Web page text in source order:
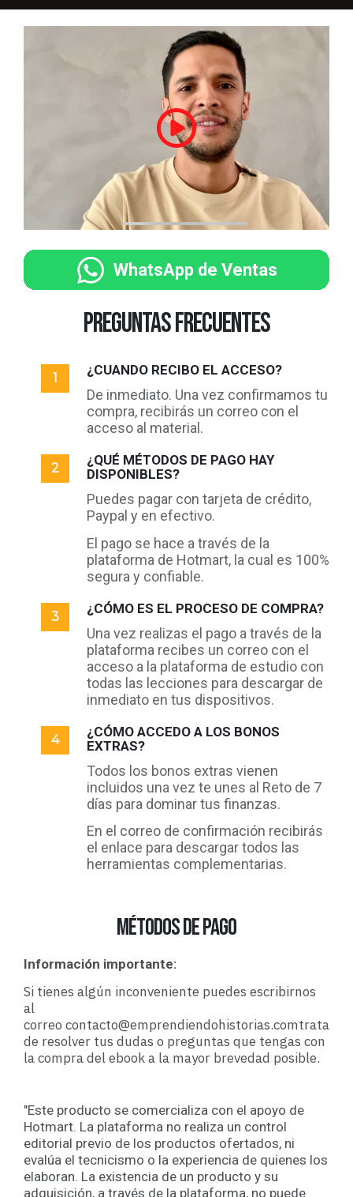
WhatsApp de Ventas
preguntas frecuentes
¿CUANDO RECIBO EL ACCESO?
De inmediato. Una vez confirmamos tu
compra, recibirás un correo con el
acceso al material.
¿QUÉ MÉTODOS DE PAGO HAY
DISPONIBLES?
Puedes pagar con tarjeta de crédito,
Paypal y en efectivo.
El pago se hace a través de la
plataforma de Hotmart, la cual es 100%
segura y confiable.
¿CÓMO ES EL PROCESO DE COMPRA?
Una vez realizas el pago a través de la
plataforma recibes un correo con el
acceso a la plataforma de estudio con
todas las lecciones para descargar de
inmediato en tus dispositivos.
¿CÓMO ACCEDO A LOS BONOS
EXTRAS?
Todos los bonos extras vienen
incluidos una vez te unes al Reto de 7
días para dominar tus finanzas.
En el correo de confirmación recibirás
el enlace para descargar todos las
herramientas complementarias.
métodos de pago
Información importante:
Si tienes algún inconveniente puedes escribirnos
al
correo contacto@emprendiendohistorias.com
de resolver tus dudas o preguntas que tengas con
la compra del ebook a la mayor brevedad posible.
"Este producto se comercializa con el apoyo de
Hotmart. La plataforma no realiza un control
editorial previo de los productos ofertados, ni
evalúa el tecnicismo o la experiencia de quienes los
elaboran. La existencia de un producto y su
adquisición, a través de la plataforma, no puede